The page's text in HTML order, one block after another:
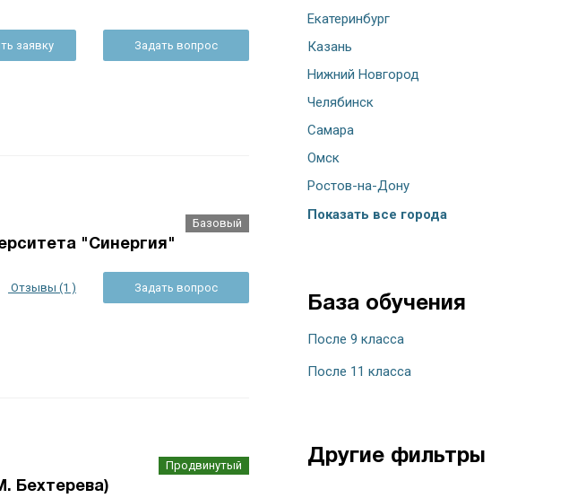
Отправить заявку Задать вопрос
Базовый
"Синергия"
Отзывы (1 ) Задать вопрос
Продвинутый
Бехтерева)
Екатеринбург
Казань
Нижний Новгород
Челябинск
Самара
Омск
Ростов-на-Дону
Показать все города
База обучения
После 9 класса
После 11 класса
Другие фильтры